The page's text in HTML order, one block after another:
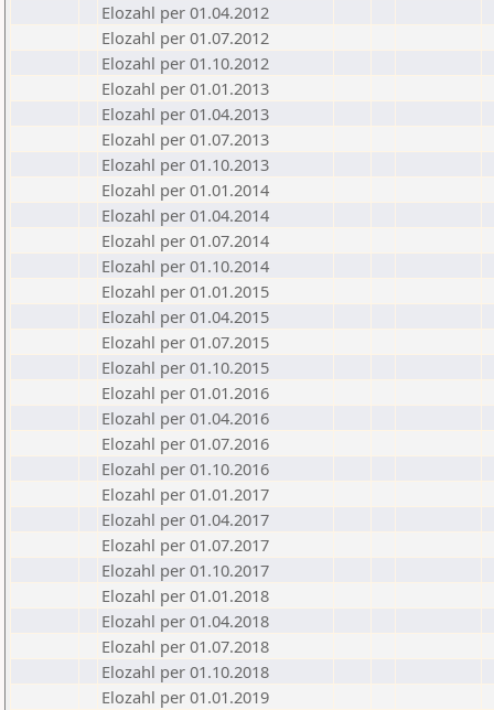
Elozahl per 01.04.2012
Elozahl per 01.07.2012
Elozahl per 01.10.2012
Elozahl per 01.01.2013
Elozahl per 01.04.2013
Elozahl per 01.07.2013
Elozahl per 01.10.2013
Elozahl per 01.01.2014
Elozahl per 01.04.2014
Elozahl per 01.07.2014
Elozahl per 01.10.2014
Elozahl per 01.01.2015
Elozahl per 01.04.2015
Elozahl per 01.07.2015
Elozahl per 01.10.2015
Elozahl per 01.01.2016
Elozahl per 01.04.2016
Elozahl per 01.07.2016
Elozahl per 01.10.2016
Elozahl per 01.01.2017
Elozahl per 01.04.2017
Elozahl per 01.07.2017
Elozahl per 01.10.2017
Elozahl per 01.01.2018
Elozahl per 01.04.2018
Elozahl per 01.07.2018
Elozahl per 01.10.2018
Elozahl per 01.01.2019